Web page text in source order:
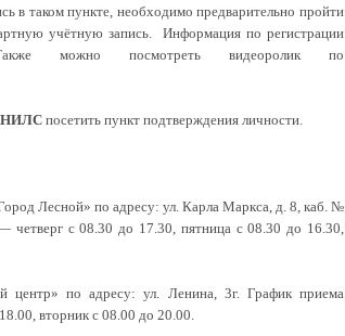
в таком пункте, необходимо предварительно пройти
учётную запись. Информация по регистрации
можно посмотреть видеоролик по
посетить пункт подтверждения личности.
Лесной» по адресу: ул. Карла Маркса, д. 8, каб. №
четверг с 08.30 до 17.30, пятница с 08.30 до 16.30,
по адресу: ул. Ленина, 3г. График приема
вторник с 08.00 до 20.00.